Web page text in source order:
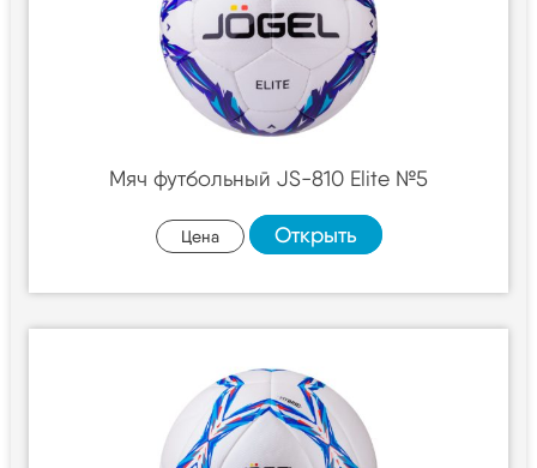
Мяч футбольный JS-810 Elite №5
Цена Открыть